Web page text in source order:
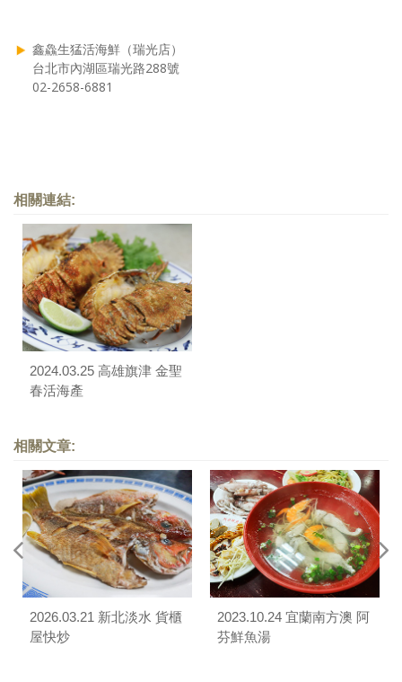
鑫鱻生猛活海鮮（瑞光店）
台北市內湖區瑞光路288號
02-2658-6881
相關連結:
2024.03.25 高雄旗津 金聖
春活海產
相關文章:
2026.03.21 新北淡水 貨櫃
屋快炒
2023.10.24 宜蘭南方澳 阿
芬鮮魚湯